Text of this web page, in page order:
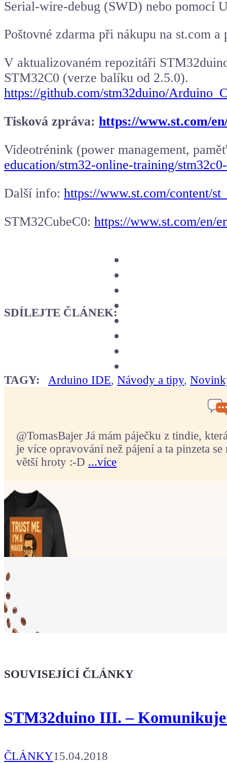
Serial-wire-debug (SWD) nebo pomocí
Poštovné zdarma při nákupu na st.com
V aktualizovaném repozitáři
STM32C0 (verze balíku od 2.5.0).
https://github.com/stm32duino/
Tisková zpráva: https://www.st.com/
Videotrénink (power management,
education/stm32-online-training/
Další info: https://www.st.com/content/
STM32CubeC0: https://www.st.com/en/
SDÍLEJTE ČLÁNEK:
TAGY: Arduino IDE,Návody a tipy,
@TomasBajer Já mám páječku z tindie,
je více opravování než pájení a ta pinzeta
větší hroty :-D ...více
že jsi Maker!
Kafe pro Chiptrona
Aby mohl napsat další článek.
SOUVISEJÍCÍ ČLÁNKY
STM32duino III. –
ČLÁNKY15.04.2018